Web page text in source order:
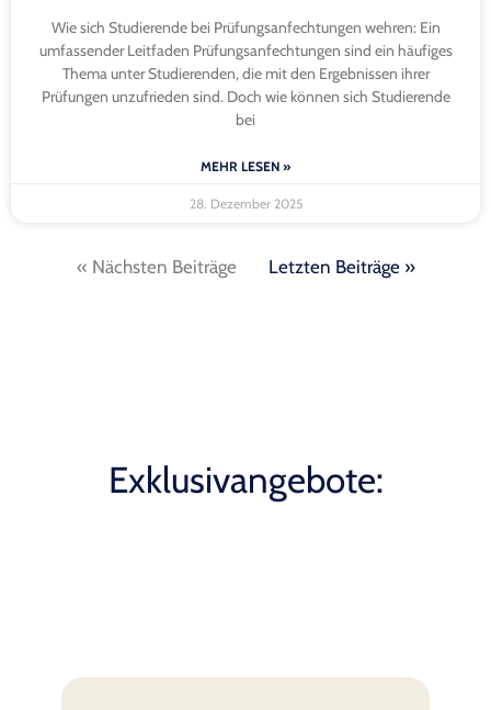
Wie sich Studierende bei Prüfungsanfechtungen wehren: Ein
umfassender Leitfaden Prüfungsanfechtungen sind ein häufiges
Thema unter Studierenden, die mit den Ergebnissen ihrer
Prüfungen unzufrieden sind. Doch wie können sich Studierende
bei
MEHR LESEN »
28. Dezember 2025
« Nächsten Beiträge Letzten Beiträge »
Exklusivangebote: